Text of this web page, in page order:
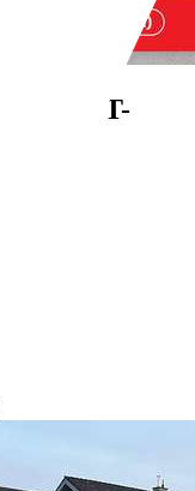
1.6 Style T-